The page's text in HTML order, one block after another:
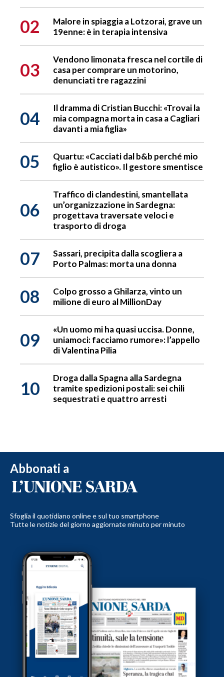
02
Malore in spiaggia a Lotzorai, grave un
19enne: è in terapia intensiva
03
Vendono limonata fresca nel cortile di
casa per comprare un motorino,
denunciati tre ragazzini
04
Il dramma di Cristian Bucchi: «Trovai la
mia compagna morta in casa a Cagliari
davanti a mia figlia»
05
Quartu: «Cacciati dal b&b perché mio
figlio è autistico». Il gestore smentisce
06
Traffico di clandestini, smantellata
un’organizzazione in Sardegna:
progettava traversate veloci e
trasporto di droga
07
Sassari, precipita dalla scogliera a
Porto Palmas: morta una donna
08
Colpo grosso a Ghilarza, vinto un
milione di euro al MillionDay
09
«Un uomo mi ha quasi uccisa. Donne,
uniamoci: facciamo rumore»: l’appello
di Valentina Pilia
10
Droga dalla Spagna alla Sardegna
tramite spedizioni postali: sei chili
sequestrati e quattro arresti
Abbonati a
Sfoglia il quotidiano online e sul tuo smartphone
Tutte le notizie del giorno aggiornate minuto per minuto